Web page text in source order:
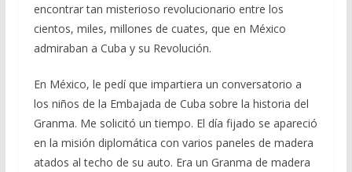
encontrar tan misterioso revolucionario entre los
cientos, miles, millones de cuates, que en México
admiraban a Cuba y su Revolución.
En México, le pedí que impartiera un conversatorio a
los niños de la Embajada de Cuba sobre la historia del
Granma. Me solicitó un tiempo. El día fijado se apareció
en la misión diplomática con varios paneles de madera
atados al techo de su auto. Era un Granma de madera